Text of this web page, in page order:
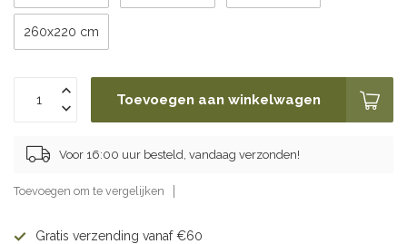
260x220 cm
Toevoegen aan winkelwagen
Voor 16:00 uur besteld, vandaag verzonden!
Toevoegen om te vergelijken
Gratis verzending vanaf €60